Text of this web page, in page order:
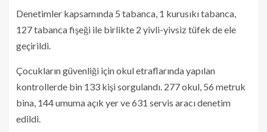
Denetimler kapsamında 5 tabanca, 1 kurusıkı tabanca,
127 tabanca fişeği ile birlikte 2 yivli-yivsiz tüfek de ele
geçirildi.
Çocukların güvenliği için okul etraflarında yapılan
kontrollerde bin 133 kişi sorgulandı. 277 okul, 56 metruk
bina, 144 umuma açık yer ve 631 servis aracı denetim
edildi.